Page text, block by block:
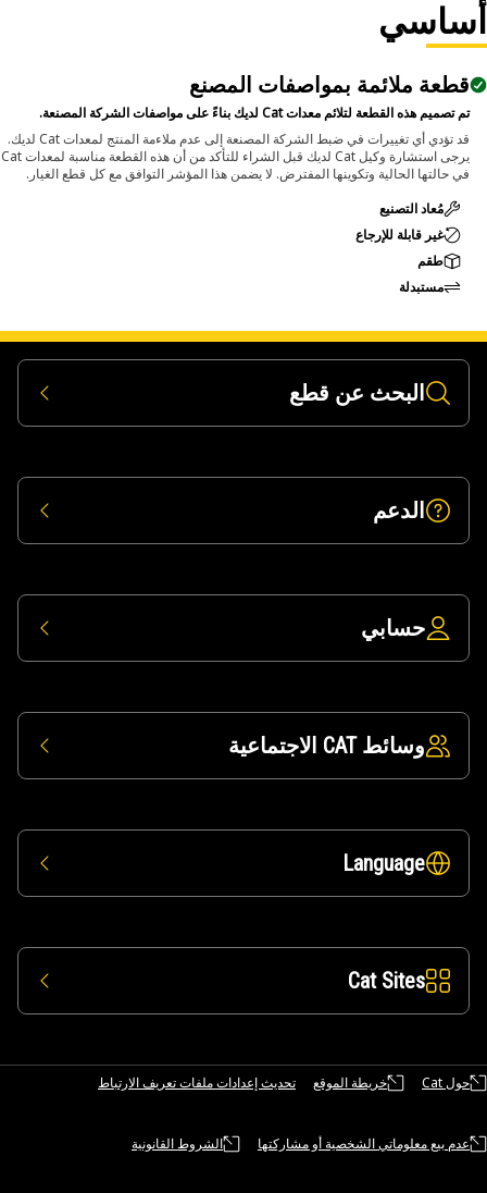
قطعة ملائمة بمواصفات المصنع
تم تصميم هذه القطعة لتلائم معدات Cat لديك بناءً على مواصفات الشركة المصنعة.
قد تؤدي أي تغييرات في ضبط الشركة المصنعة إلى عدم ملاءمة المنتج لمعدات Cat لديك.
يرجى استشارة وكيل Cat لديك قبل الشراء للتأكد من أن هذه القطعة مناسبة لمعدات Cat
في حالتها الحالية وتكوينها المفترض. لا يضمن هذا المؤشر التوافق مع كل قطع الغيار.
مُعاد التصنيع
غير قابلة للإرجاع
طقم
مستبدلة
البحث عن قطع
الدعم
حسابي
وسائط CAT الاجتماعية
Language
Cat Sites
حول Cat خريطة الموقع تحديث إعدادات ملفات تعريف الارتباط
عدم بيع معلوماتي الشخصية أو مشاركتها الشروط القانونية